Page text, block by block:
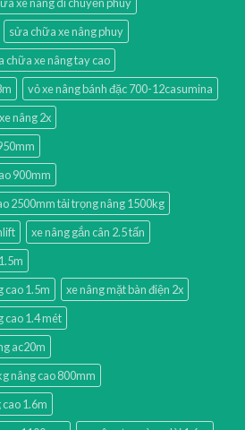
xe nâng di chuyển phuy
sửa chữa xe nâng phuy
chữa xe nâng tay cao
vỏ xe nâng bánh đặc 700-12casumina
xe nâng 2x
900mm
2500mm tải trọng nâng 1500kg
xe nâng gắn cân 2.5 tấn
cao 1.5m
xe nâng mặt bàn điện 2x
cao 1.4 mét
ac20m
nâng cao 800mm
1.6m